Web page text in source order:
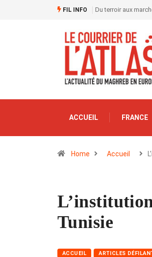
FIL INFO Du terroir aux
ACCUEIL FRANCE
Home Accueil
Tunisie
ACCUEIL ARTICLES